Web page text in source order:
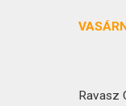
Ravasz